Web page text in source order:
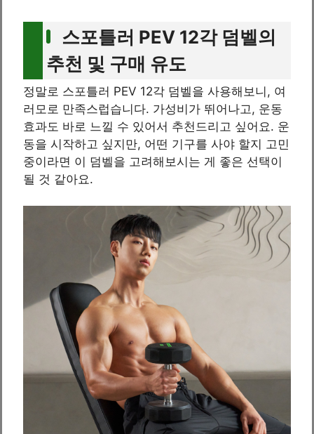
스포틀러 PEV 12각 덤벨의
추천 및 구매 유도
정말로 스포틀러 PEV 12각 덤벨을 사용해보니, 여
러모로 만족스럽습니다. 가성비가 뛰어나고, 운동
효과도 바로 느낄 수 있어서 추천드리고 싶어요. 운
동을 시작하고 싶지만, 어떤 기구를 사야 할지 고민
중이라면 이 덤벨을 고려해보시는 게 좋은 선택이
될 것 같아요.